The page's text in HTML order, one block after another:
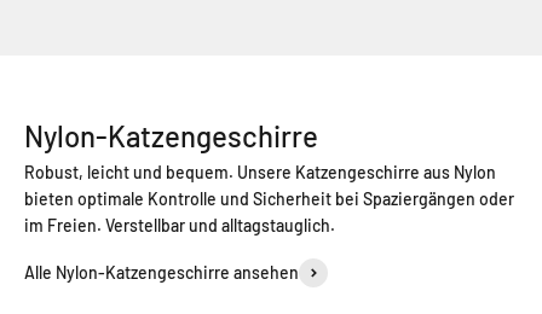
Nylon-Katzengeschirre
Robust, leicht und bequem. Unsere Katzengeschirre aus Nylon
bieten optimale Kontrolle und Sicherheit bei Spaziergängen oder
im Freien. Verstellbar und alltagstauglich.
Alle Nylon-Katzengeschirre ansehen